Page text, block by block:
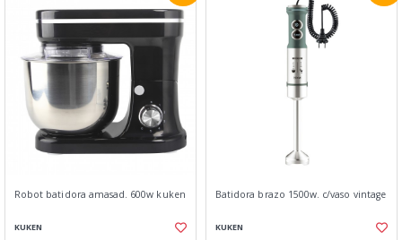
Robot batidora amasad. 600w kuken
KUKEN
Batidora brazo 1500w. c/vaso vintage
KUKEN